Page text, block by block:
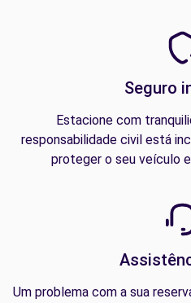
Seguro
Estacione com
responsabilidade civil está
proteger o seu veículo
Um problema com a sua